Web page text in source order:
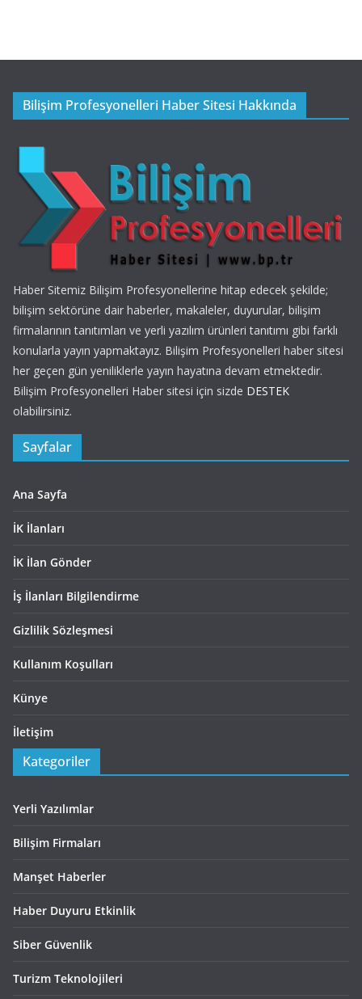
Bilişim Profesyonelleri Haber Sitesi Hakkında
Haber Sitemiz Bilişim Profesyonellerine hitap edecek şekilde;
bilişim sektörüne dair haberler, makaleler, duyurular, bilişim
firmalarının tanıtımları ve yerli yazılım ürünleri tanıtımı gibi farklı
konularla yayın yapmaktayız. Bilişim Profesyonelleri haber sitesi
her geçen gün yeniliklerle yayın hayatına devam etmektedir.
Bilişim Profesyonelleri Haber sitesi için sizde DESTEK
olabilirsiniz.
Sayfalar
Ana Sayfa
İK İlanları
İK İlan Gönder
İş İlanları Bilgilendirme
Gizlilik Sözleşmesi
Kullanım Koşulları
Künye
İletişim
Kategoriler
Yerli Yazılımlar
Bilişim Firmaları
Manşet Haberler
Haber Duyuru Etkinlik
Siber Güvenlik
Turizm Teknolojileri